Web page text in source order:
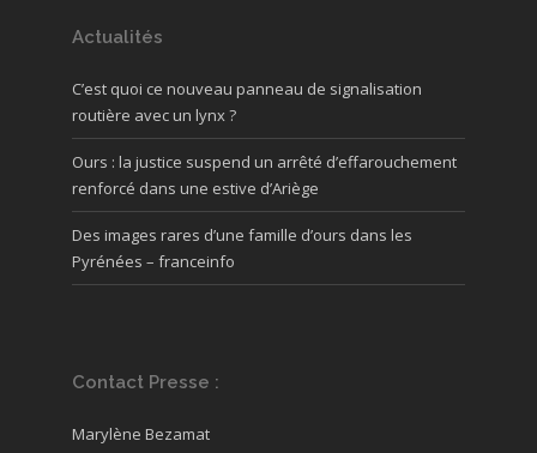
Actualités
C’est quoi ce nouveau panneau de signalisation
routière avec un lynx ?
Ours : la justice suspend un arrêté d’effarouchement
renforcé dans une estive d’Ariège
Des images rares d’une famille d’ours dans les
Pyrénées – franceinfo
Contact Presse :
Marylène Bezamat